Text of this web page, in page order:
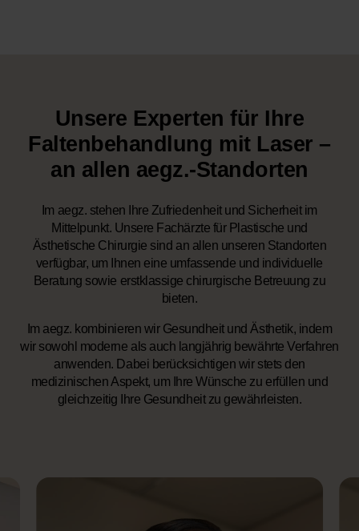
Unsere Experten für Ihre
Faltenbehandlung mit Laser –
an allen aegz.-Standorten
Im aegz. stehen Ihre Zufriedenheit und Sicherheit im
Mittelpunkt. Unsere Fachärzte für Plastische und
Ästhetische Chirurgie sind an allen unseren Standorten
verfügbar, um Ihnen eine umfassende und individuelle
Beratung sowie erstklassige chirurgische Betreuung zu
bieten.
Im aegz. kombinieren wir Gesundheit und Ästhetik, indem
wir sowohl moderne als auch langjährig bewährte Verfahren
anwenden. Dabei berücksichtigen wir stets den
medizinischen Aspekt, um Ihre Wünsche zu erfüllen und
gleichzeitig Ihre Gesundheit zu gewährleisten.